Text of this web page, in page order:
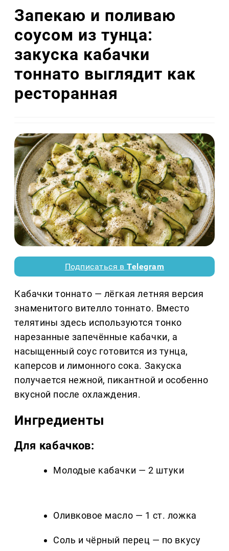
Запекаю и поливаю
соусом из тунца:
закуска кабачки
тоннато выглядит как
ресторанная
Подписаться вTelegram
Кабачки тоннато — лёгкая летняя версия
знаменитого вителло тоннато. Вместо
телятины здесь используются тонко
нарезанные запечённые кабачки, а
насыщенный соус готовится из тунца,
каперсов и лимонного сока. Закуска
получается нежной, пикантной и особенно
вкусной после охлаждения.
Ингредиенты
Для кабачков:
Молодые кабачки — 2 штуки
Оливковое масло — 1 ст. ложка
Соль и чёрный перец — по вкусу